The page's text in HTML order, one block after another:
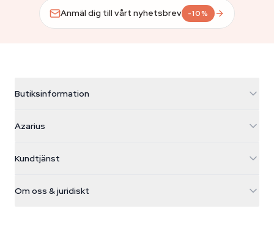
Anmäl dig till vårt nyhetsbrev -10%
Butiksinformation
Galvaniweg 11
Nederland
+31(0)204897914
Azarius
Magiska svampar
Smokeshop
Kundtjänst
Returpolicy
Om oss & juridiskt